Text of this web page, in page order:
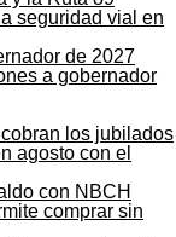
seguridad vial en
a gobernador
agosto con el
comprar sin